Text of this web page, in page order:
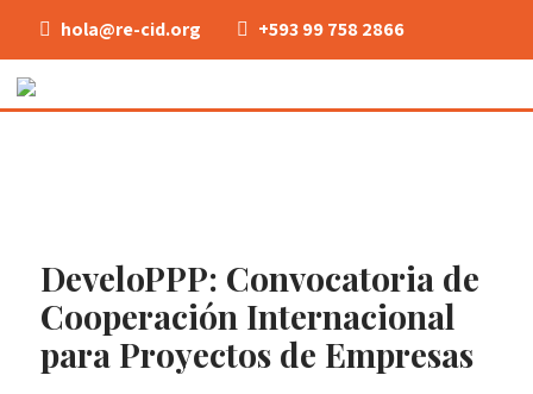
hola@re-cid.org +593 99 758 2866
DeveloPPP: Convocatoria de
Cooperación Internacional
para Proyectos de Empresas